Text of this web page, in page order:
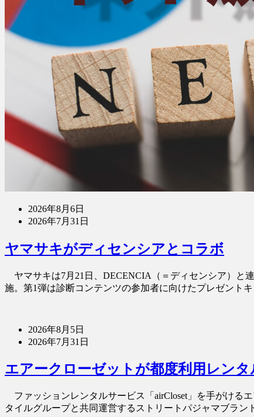
2026年8月6日
2026年7月31日
ヤマサキがディセンシアとコラボ
ヤマサキは7月21日、DECENCIA（＝ディセンシア）と
施。第1弾は診断コンテンツの参加者に向けたプレゼント
2026年8月5日
2026年7月31日
エアークローゼットが都度利用レン
ファッションレンタルサービス「airCloset」を手がける
タイルグループと共同運営するストリートパジャマブラン